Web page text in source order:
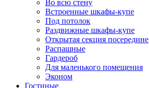
Во всю стену
Встроенные шкафы-купе
Под потолок
Раздвижные шкафы-купе
Открытая секция посередине
Распашные
Гардероб
Для маленького помещения
Эконом
Гостиные